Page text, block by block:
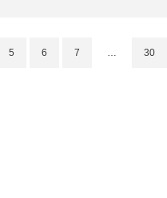
5 6 7 … 30